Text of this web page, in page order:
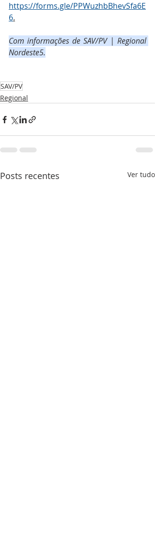
https://forms.gle/PPWuzhbBhevSfa6E
6.
Com informações de SAV/PV | Regional
Nordeste5.
SAV/PV
Regional
Posts recentes Ver tudo